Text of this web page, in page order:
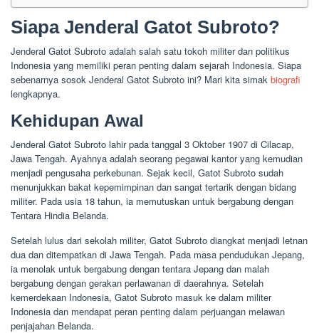
Siapa Jenderal Gatot Subroto?
Jenderal Gatot Subroto adalah salah satu tokoh militer dan politikus
Indonesia yang memiliki peran penting dalam sejarah Indonesia. Siapa
sebenarnya sosok Jenderal Gatot Subroto ini? Mari kita simak biografi
lengkapnya.
Kehidupan Awal
Jenderal Gatot Subroto lahir pada tanggal 3 Oktober 1907 di Cilacap,
Jawa Tengah. Ayahnya adalah seorang pegawai kantor yang kemudian
menjadi pengusaha perkebunan. Sejak kecil, Gatot Subroto sudah
menunjukkan bakat kepemimpinan dan sangat tertarik dengan bidang
militer. Pada usia 18 tahun, ia memutuskan untuk bergabung dengan
Tentara Hindia Belanda.
Setelah lulus dari sekolah militer, Gatot Subroto diangkat menjadi letnan
dua dan ditempatkan di Jawa Tengah. Pada masa pendudukan Jepang,
ia menolak untuk bergabung dengan tentara Jepang dan malah
bergabung dengan gerakan perlawanan di daerahnya. Setelah
kemerdekaan Indonesia, Gatot Subroto masuk ke dalam militer
Indonesia dan mendapat peran penting dalam perjuangan melawan
penjajahan Belanda.